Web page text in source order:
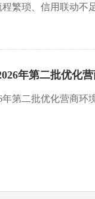
繁琐、信用联动不
场主体注销难题，
年第二批优化
第二批优化营商环